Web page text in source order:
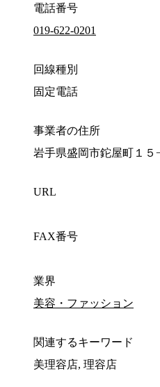
電話番号
019-622-0201
回線種別
固定電話
事業者の住所
岩手県盛岡市鉈屋町１５
URL
FAX番号
業界
美容・ファッション
関連するキーワード
美理容店, 理容店